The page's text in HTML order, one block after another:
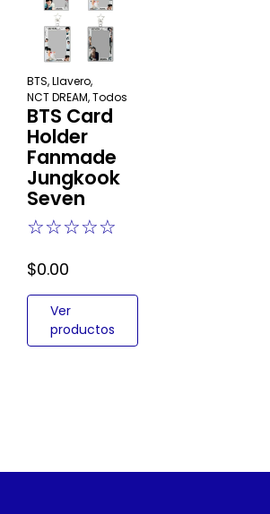
BTS,Llavero,
NCT DREAM,Todos
BTS Card
Holder
Fanmade
Jungkook
Seven
☆☆☆☆☆
$0.00
Ver
productos